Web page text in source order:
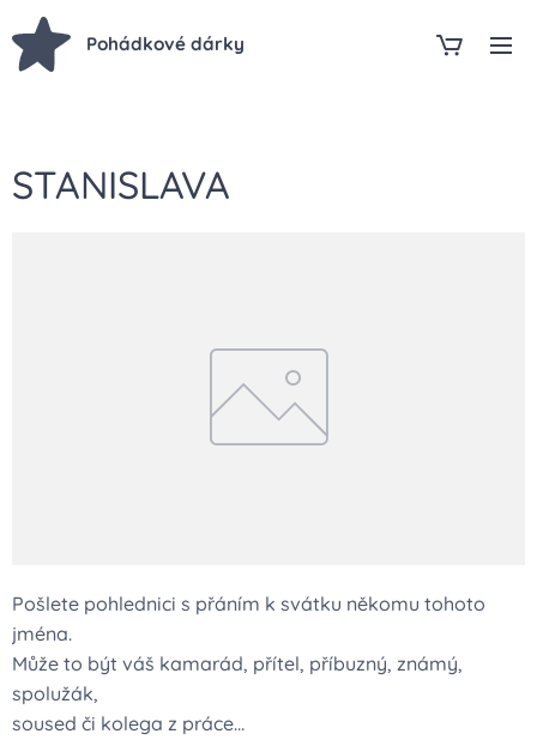
Pohádkové dárky
STANISLAVA
Pošlete pohlednici s přáním k svátku někomu tohoto
jména.
Může to být váš kamarád, přítel, příbuzný, známý,
spolužák,
soused či kolega z práce...